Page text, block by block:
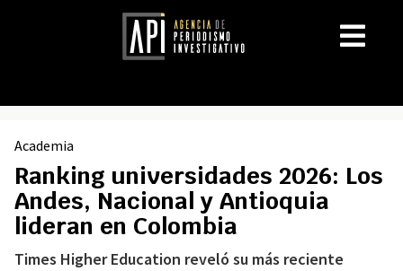
Academia
Ranking universidades 2026: Los
Andes, Nacional y Antioquia
lideran en Colombia
Times Higher Education reveló su más reciente